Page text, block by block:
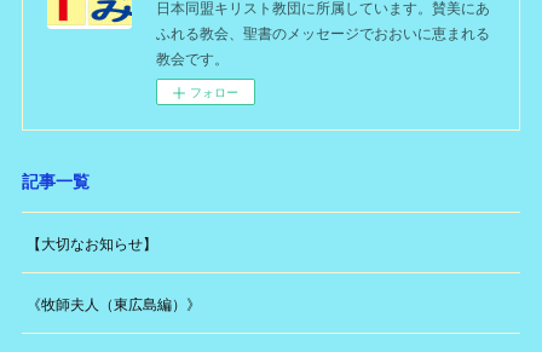
日本同盟キリスト教団に所属しています。賛美にあ
ふれる教会、聖書のメッセージでおおいに恵まれる
教会です。
フォロー
記事一覧
【大切なお知らせ】
《牧師夫人（東広島編）》